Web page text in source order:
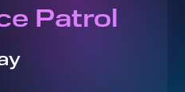
Patrol